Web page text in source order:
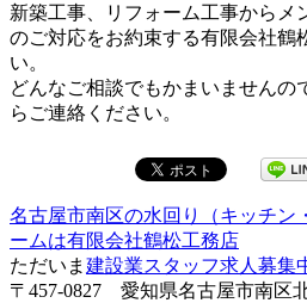
新築工事、リフォーム工事からメ
のご対応をお約束する有限会社鶴
い。
どんなご相談でもかまいませんの
らご連絡ください。
名古屋市南区の水回り（キッチン
ームは有限会社鶴松工務店
ただいま 建設業スタッフ求人募集
〒457-0827 愛知県名古屋市南区